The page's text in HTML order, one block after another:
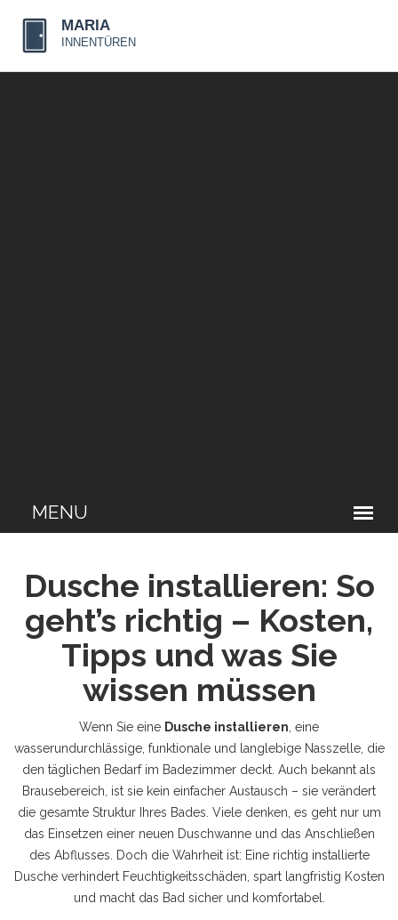
Dusche installieren: So
geht’s richtig – Kosten,
Tipps und was Sie
wissen müssen
Wenn Sie eine Dusche installieren eine
wasserundurchlässige, funktionale und langlebige Nasszelle, die
den täglichen Bedarf im Badezimmer deckt . Auch bekannt als
Brausebereich , ist sie kein einfacher Austausch – sie verändert
die gesamte Struktur Ihres Bades. Viele denken, es geht nur um
das Einsetzen einer neuen Duschwanne und das Anschließen
des Abflusses. Doch die Wahrheit ist: Eine richtig installierte
Dusche verhindert Feuchtigkeitsschäden, spart langfristig Kosten
und macht das Bad sicher und komfortabel.